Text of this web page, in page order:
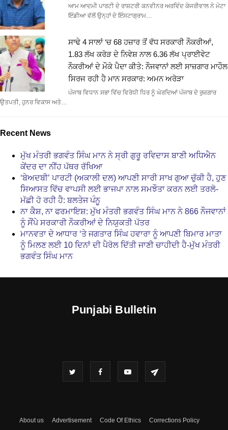
ਆਮ ਆਦਮੀ ਪਾਰਟੀ ਦੇ ਰਾਸ਼ਟਰੀ ਕਨਵੀਨਰ ਅਰਵਿੰਦ ਕੇਜਰੀਵਾਲ ਨੇ ਮੇਟਾ
ਇੰਡੀਆ ਵੱਲੋਂ ਉਨ੍ਹਾਂ ਦੇ ਇੰਸਟਾਗ੍ਰਾਮ…
ਸਾਢੇ 4 ਸਾਲਾਂ ‘ਚ 68 ਹਜ਼ਾਰ ਤੋਂ ਵੱਧ ਸਰਕਾਰੀ ਨੌਕਰੀਆਂ,
1.83 ਲੱਖ ਕਰੋੜ ਦੇ ਨਿਵੇਸ਼ ਨਾਲ 6.36 ਲੱਖ ਪ੍ਰਾਈਵੇਟ
ਨੌਕਰੀਆਂ ਦੇ ਮੌਕੇ ਪੈਦਾ ਕੀਤੇ: ਨੌਜਵਾਨਾਂ ਲਈ ਸਾਜ਼ਗਾਰ ਮਾਹੌਲ
ਸਿਰਜ ਰਹੀ ਹੈ ਮਾਨ ਸਰਕਾਰ: ਅਮਨ ਅਰੋੜਾ
ਪੰਜਾਬ ਵਿਧਾਨ ਸਭਾ ਵਿੱਚ ਵਿਰੋਧੀ ਧਿਰ ਨੂੰ ਘੇਰਦਿਆਂ ਪੰਜਾਬ ਦੇ ਰੁਜ਼ਗਾਰ
ਉਤਪਤੀ, ਹੁਨਰ ਵਿਕਾਸ ਅਤੇ…
Recent News
ਮੁੱਖ ਮੰਤਰੀ ਭਗਵੰਤ ਸਿੰਘ ਮਾਨ ਨੇ ਸ੍ਰੀ ਗੁਰੂ ਰਵਿਦਾਸ ਬਾਣੀ ਅਧਿਐਨ
ਕੇਂਦਰ ਦਾ ਨੀਂਹ ਪੱਥਰ ਰੱਖਿਆ
‘ਬੇਅਦਬੀ’ ਪਾਰਟੀ (ਅਕਾਲੀ ਦਲ) ਆਪਣੀ ਸਾਰੀ ਸਾਖ ਗੁਆ ਚੁੱਕੀ ਹੈ, ਹੁਣ
ਸਿਆਸਤ ਵਿੱਚ ਵਾਪਸੀ ਲਈ ਭਾਜਪਾ ਨਾਲ ਸਮਝੌਤਾ ਕਰਨ ਲਈ ਤਰਲੋ-
ਮੱਛੀ ਹੋ ਰਹੀ ਹੈ: ਬਲਤੇਜ ਪੰਨੂ
ਨਾ ਕੈਸ਼, ਨਾ ਫਰਮਾਇਸ਼: ਮੁੱਖ ਮੰਤਰੀ ਭਗਵੰਤ ਸਿੰਘ ਮਾਨ ਨੇ 866 ਨੌਜਵਾਨਾਂ
ਨੂੰ ਸੌਂਪੇ ਸਰਕਾਰੀ ਨੌਕਰੀਆਂ ਦੇ ਨਿਯੁਕਤੀ ਪੱਤਰ
ਮਾਨਵਤਾ ਦੇ ਆਧਾਰ ‘ਤੇ ਜਗਤਾਰ ਸਿੰਘ ਹਵਾਰਾ ਨੂੰ ਆਪਣੀ ਬਿਮਾਰ ਮਾਤਾ
ਨੂੰ ਮਿਲਣ ਲਈ 10 ਦਿਨਾਂ ਦੀ ਪੈਰੋਲ ਦਿੱਤੀ ਜਾਣੀ ਚਾਹੀਦੀ ਹੈ-ਮੁੱਖ ਮੰਤਰੀ
ਭਗਵੰਤ ਸਿੰਘ ਮਾਨ
Punjabi Bulletin
About us Advertisement Code Of Ethics Corrections Policy